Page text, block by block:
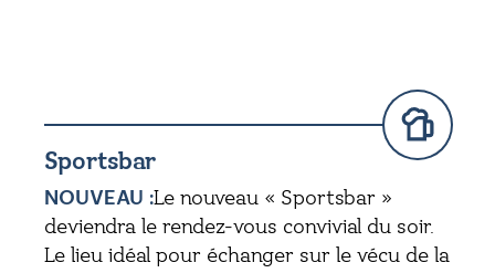
Sportsbar
NOUVEAU :Le nouveau « Sportsbar »
deviendra le rendez-vous convivial du soir.
Le lieu idéal pour échanger sur le vécu de la